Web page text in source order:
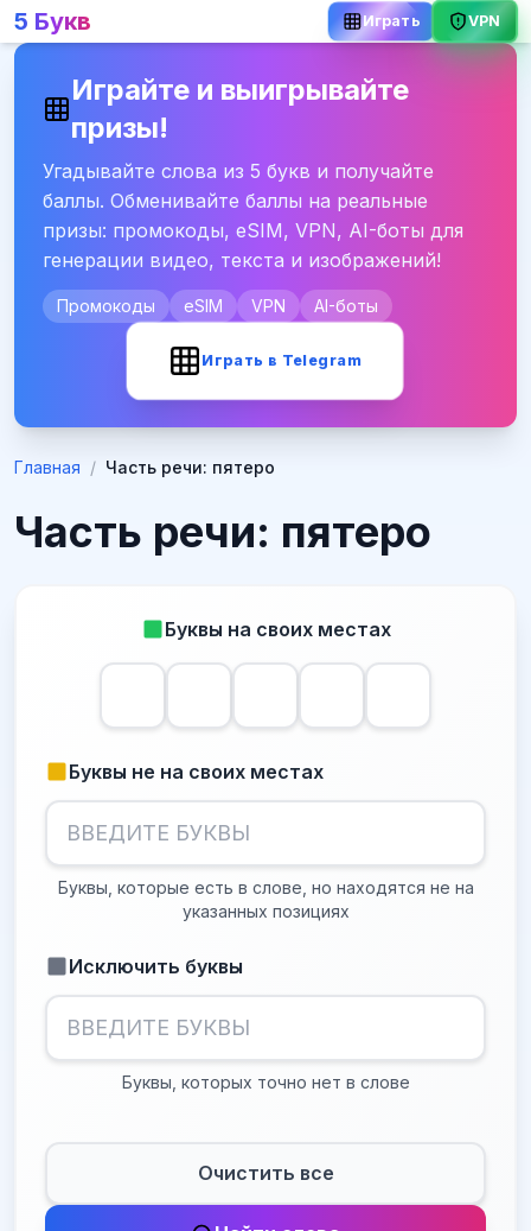
5 Букв Играть VPN
Играйте и выигрывайте
призы!
Угадывайте слова из 5 букв и получайте
баллы. Обменивайте баллы на реальные
призы: промокоды, eSIM, VPN, AI-боты для
генерации видео, текста и изображений!
Промокоды eSIM VPN AI-боты
Играть в Telegram
Главная / Часть речи: пятеро
Часть речи: пятеро
Буквы на своих местах
Буквы не на своих местах
Буквы, которые есть в слове, но находятся не на
указанных позициях
Исключить буквы
Буквы, которых точно нет в слове
Очистить все